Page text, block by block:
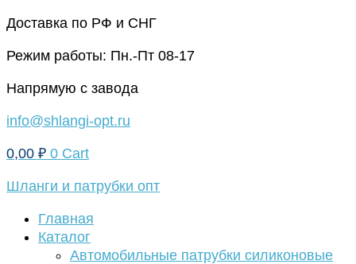
Перейти
содержимому
Доставка по РФ и СНГ
Режим работы: Пн.-Пт 08-17
Напрямую с завода
info@shlangi-opt.ru
0,00 ₽ 0 Cart
Шланги и патрубки опт
Главная
Каталог
Автомобильные патрубки силиконовые